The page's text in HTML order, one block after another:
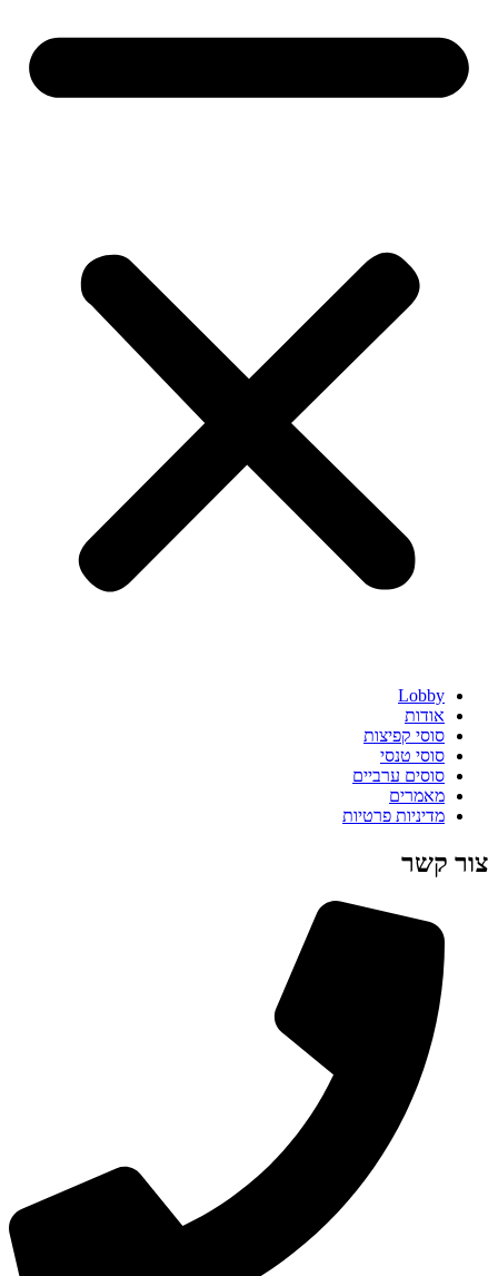
Lobby
אודות
סוסי קפיצות
סוסי טנסי
סוסים ערביים
מאמרים
מדיניות פרטיות
צור קשר